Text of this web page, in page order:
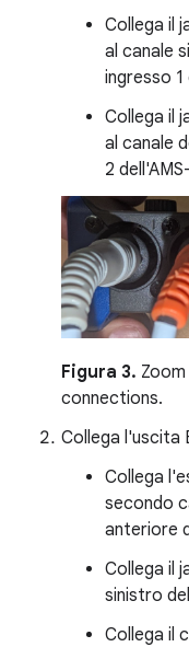
Collega il
al canale
ingresso
Collega il
al canale
2
Figura 3.
connections.
Collega l'uscita
Collega
secondo
anteriore
Collega il
sinistro
Collega il